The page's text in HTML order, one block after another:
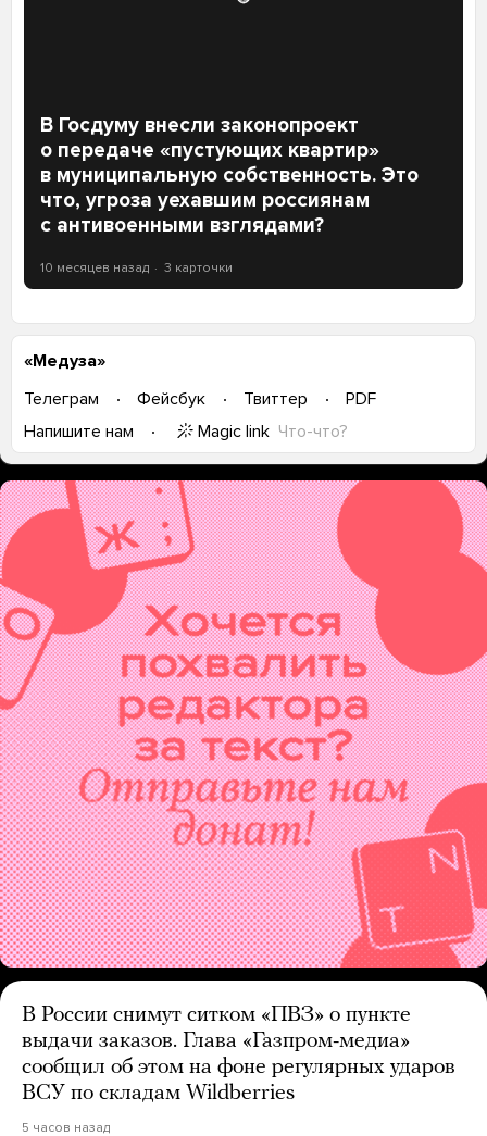
В Госдуму внесли законопроект
о передаче «пустующих квартир»
в муниципальную собственность. Это
что, угроза уехавшим россиянам
с антивоенными взглядами?
10 месяцев назад 3 карточки
«Медуза»
Телеграм
Фейсбук Твиттер
PDF
Напишите нам
Magic link Что-что?
В России снимут ситком «ПВЗ» о пункте
выдачи заказов. Глава «Газпром-медиа»
сообщил об этом на фоне регулярных ударов
ВСУ по складам Wildberries
5 часов назад